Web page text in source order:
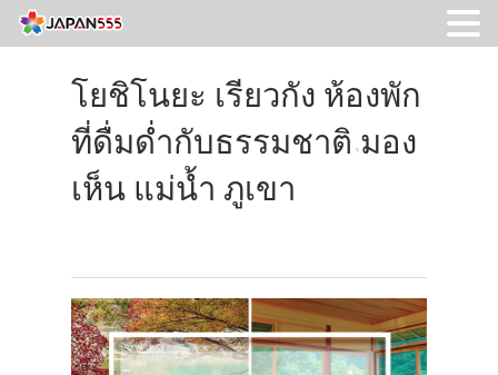
โยชิโนยะ เรียวกัง ห้องพัก
ที่ดื่มด่ำกับธรรมชาติ มอง
เห็น แม่น้ำ ภูเขา